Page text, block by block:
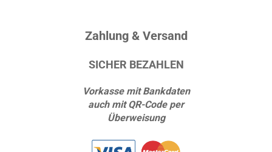
Zahlung & Versand
SICHER BEZAHLEN
Vorkasse mit Bankdaten
auch mit QR-Code per
Überweisung